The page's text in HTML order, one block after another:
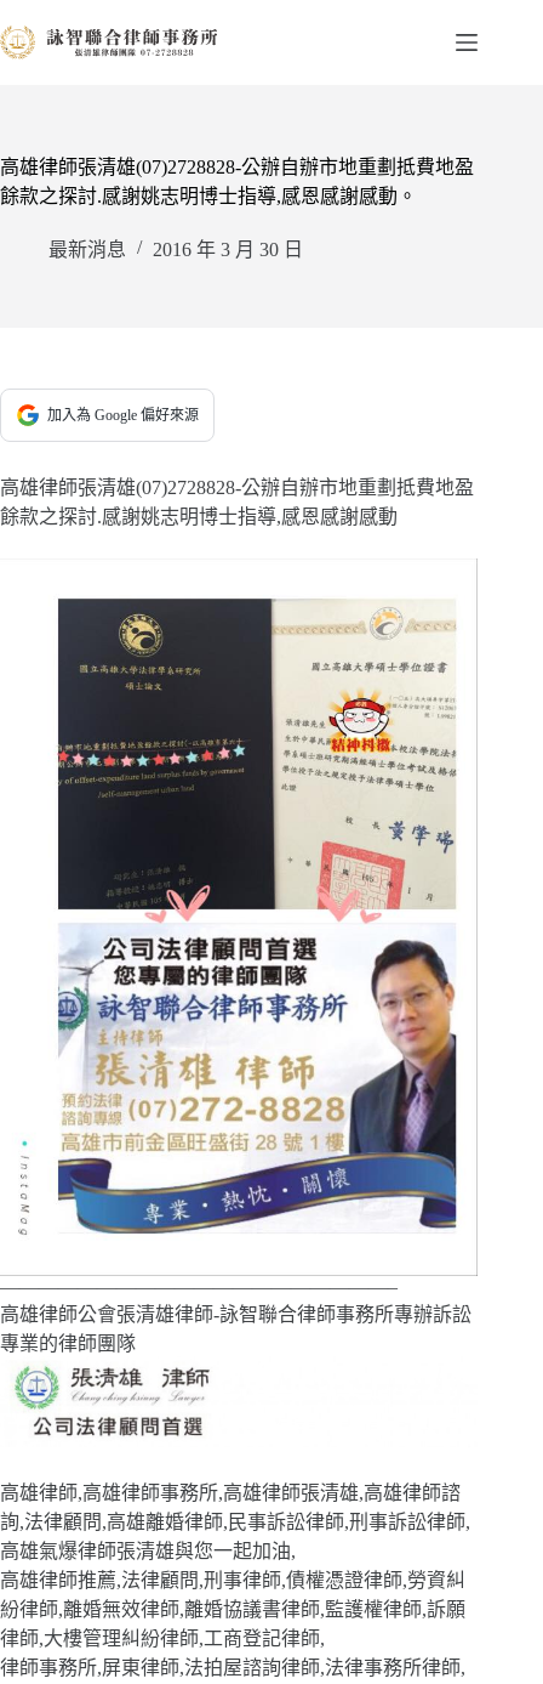
至
容
高雄律師張清雄(07)2728828-公辦自辦市地重劃抵費地盈
餘款之探討.感謝姚志明博士指導,感恩感謝感動。
最新消息 2016 年 3 月 30 日
加入為 Google 偏好來源
高雄律師張清雄(07)2728828-公辦自辦市地重劃抵費地盈
餘款之探討.感謝姚志明博士指導,感恩感謝感動
————————————————————–
高雄律師公會張清雄律師-詠智聯合律師事務所專辦訴訟
專業的律師團隊
高雄律師,高雄律師事務所,高雄律師張清雄,高雄律師諮
詢,法律顧問,高雄離婚律師,民事訴訟律師,刑事訴訟律師,
高雄氣爆律師張清雄與您一起加油,
高雄律師推薦,法律顧問,刑事律師,債權憑證律師,勞資糾
紛律師,離婚無效律師,離婚協議書律師,監護權律師,訴願
律師,大樓管理糾紛律師,工商登記律師,
律師事務所,屏東律師,法拍屋諮詢律師,法律事務所律師,